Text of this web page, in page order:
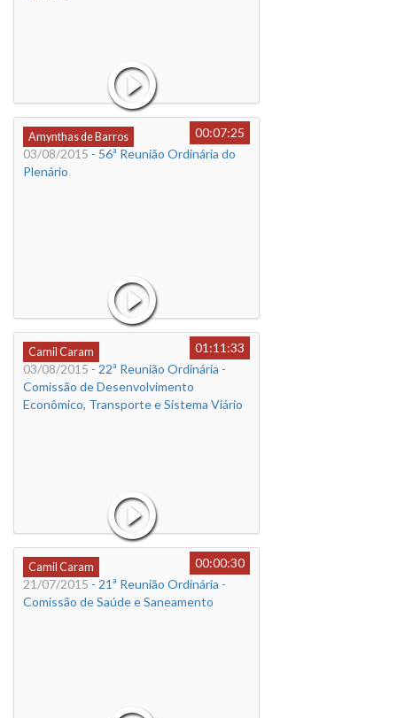
Amynthas de Barros
00:07:25
03/08/2015 - 56ª Reunião Ordinária do
Plenário
Camil Caram
01:11:33
03/08/2015 - 22ª Reunião Ordinária -
Comissão de Desenvolvimento
Econômico, Transporte e Sistema Viário
Camil Caram
00:00:30
21/07/2015 - 21ª Reunião Ordinária -
Comissão de Saúde e Saneamento